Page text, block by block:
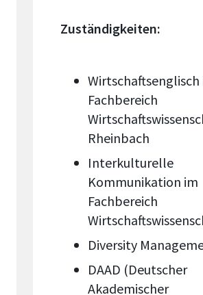
Zuständigkeiten:
Wirtschaftsenglisch
Fachbereich
Rheinbach
Interkulturelle
Kommunikation im
Fachbereich
Diversity
DAAD (Deutscher
Akademischer